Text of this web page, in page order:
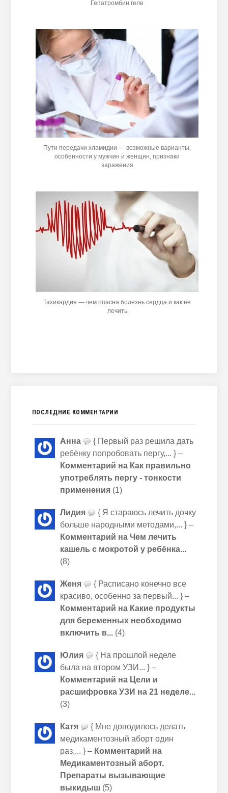
Гепатромбин геле
Пути передачи хламидии — возможные варианты,
особенности у мужчин и женщин, признаки
заражения
Тахикардия — чем опасна болезнь сердца и как ее
лечить
ПОСЛЕДНИЕ КОММЕНТАРИИ
Анна
{ Первый раз решила дать
ребёнку попробовать пергу,... } –
Комментарий на Как правильно
употреблять пергу - тонкости
применения(1)
Лидия
{ Я стараюсь лечить дочку
больше народными методами,... } –
Комментарий на Чем лечить
кашель с мокротой у ребёнка...
(8)
Женя
{ Расписано конечно все
красиво, особенно за первый... } –
Комментарий на Какие продукты
для беременных необходимо
включить в...(4)
Юлия
{ На прошлой неделе
была на втором УЗИ... } –
Комментарий на Цели и
расшифровка УЗИ на 21 неделе...
(3)
Катя
{ Мне доводилось делать
медикаментозный аборт один
раз,... } – Комментарий на
Медикаментозный аборт.
Препараты вызывающие
выкидыш(5)